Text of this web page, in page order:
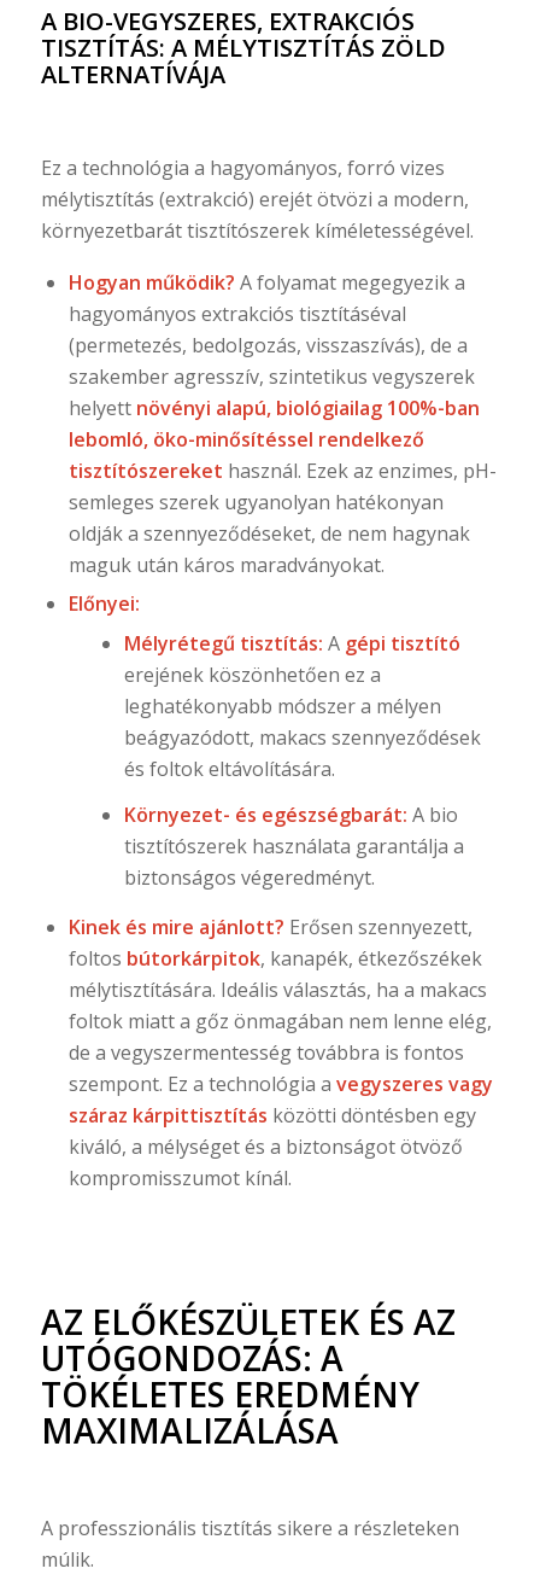
A BIO-VEGYSZERES, EXTRAKCIÓS
TISZTÍTÁS: A MÉLYTISZTÍTÁS ZÖLD
ALTERNATÍVÁJA
Ez a technológia a hagyományos, forró vizes
mélytisztítás (extrakció) erejét ötvözi a modern,
környezetbarát tisztítószerek kíméletességével.
Hogyan működik? A folyamat megegyezik a
hagyományos extrakciós tisztításéval
(permetezés, bedolgozás, visszaszívás), de a
szakember agresszív, szintetikus vegyszerek
helyett növényi alapú, biológiailag 100%-ban
lebomló, öko-minősítéssel rendelkező
tisztítószereket használ. Ezek az enzimes, pH-
semleges szerek ugyanolyan hatékonyan
oldják a szennyeződéseket, de nem hagynak
maguk után káros maradványokat.
Előnyei:
Mélyrétegű tisztítás: A gépi tisztító
erejének köszönhetően ez a
leghatékonyabb módszer a mélyen
beágyazódott, makacs szennyeződések
és foltok eltávolítására.
Környezet- és egészségbarát: A bio
tisztítószerek használata garantálja a
biztonságos végeredményt.
Kinek és mire ajánlott? Erősen szennyezett,
foltos bútorkárpitok, kanapék, étkezőszékek
mélytisztítására. Ideális választás, ha a makacs
foltok miatt a gőz önmagában nem lenne elég,
de a vegyszermentesség továbbra is fontos
szempont. Ez a technológia a vegyszeres vagy
száraz kárpittisztítás közötti döntésben egy
kiváló, a mélységet és a biztonságot ötvöző
kompromisszumot kínál.
AZ ELŐKÉSZÜLETEK ÉS AZ
UTÓGONDOZÁS: A
TÖKÉLETES EREDMÉNY
MAXIMALIZÁLÁSA
A professzionális tisztítás sikere a részleteken
múlik.